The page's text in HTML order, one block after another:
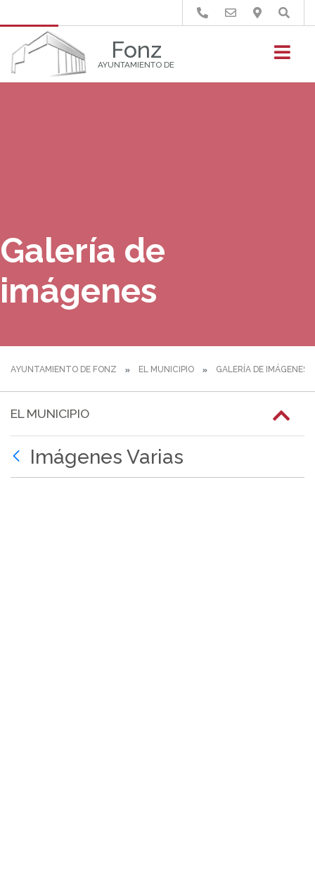
Fonz
AYUNTAMIENTO DE
Buscar
Galería de
imágenes
AYUNTAMIENTO DE FONZ EL MUNICIPIO GALERÍA DE IMÁGENES
EL MUNICIPIO
Imágenes Varias